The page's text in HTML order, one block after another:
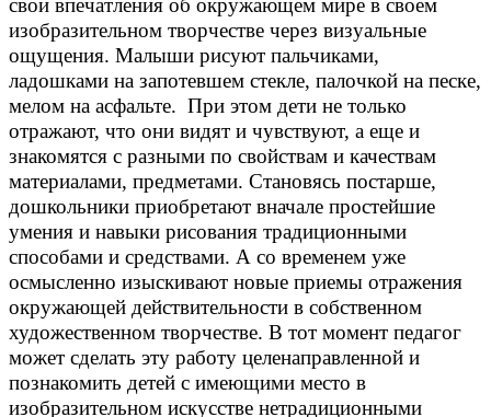
изобразительном творчестве через визуальные
ощущения. Малыши рисуют пальчиками,
ладошками на запотевшем стекле, палочкой на песке,
мелом на асфальте. При этом дети не только
отражают, что они видят и чувствуют, а еще и
знакомятся с разными по свойствам и качествам
материалами, предметами. Становясь постарше,
дошкольники приобретают вначале простейшие
умения и навыки рисования традиционными
способами и средствами. А со временем уже
осмысленно изыскивают новые приемы отражения
окружающей действительности в собственном
художественном творчестве. В тот момент педагог
может сделать эту работу целенаправленной и
познакомить детей с имеющими место в
изобразительном искусстве нетрадиционными